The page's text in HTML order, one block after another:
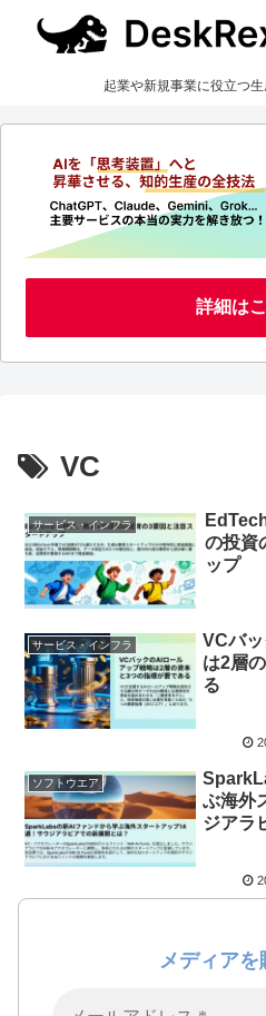
起業や新規事業に役立つ
詳細は
VC
サービス・インフラ
の投資
ップ
サービス・インフラ
VCバ
は2層
る
ソフトウエア
ぶ海外
ジアラ
メディアを